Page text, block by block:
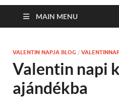
MAIN MENU
VALENTIN NAPJA BLOG /
Valentin napi
ajándékba